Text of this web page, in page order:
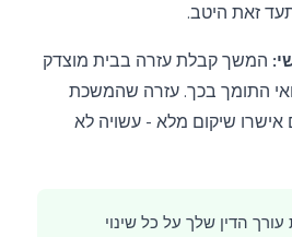
זאת היטב.
המשך קבלת עזרה בבית מוצדק
התומך בכך. עזרה שהמשכת
שיקום מלא - עשויה לא
הדין שלך על כל שינוי